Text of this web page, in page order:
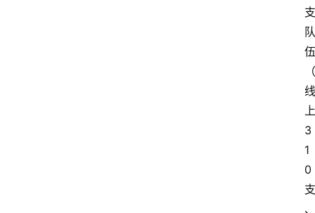
支
队
伍
（
线
上
3
1
0
支
、